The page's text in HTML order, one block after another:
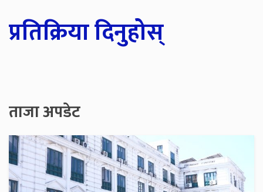
प्रतिक्रिया दिनुहोस्
ताजा अपडेट